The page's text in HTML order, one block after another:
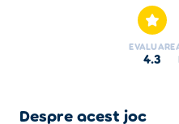
EVALUARE
4.3
Despre acest joc